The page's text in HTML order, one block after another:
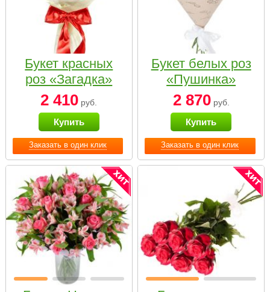
Заказать в один клик
Букет красных
роз «Загадка»
2 410 руб.
Купить
Заказать в один клик
Букет белых роз
«Пушинка»
2 870руб.
Купить